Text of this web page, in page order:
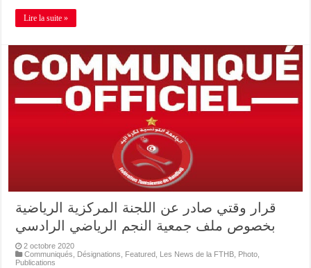
Lire la suite »
قرار وقتي صادر عن اللجنة المركزية الرياضية
بخصوص ملف جمعية النجم الرياضي الرادسي
2 octobre 2020
Communiqués
Désignations Featured Les News de la FTHB Photo
Publications